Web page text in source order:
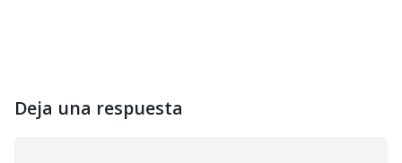
Deja una respuesta